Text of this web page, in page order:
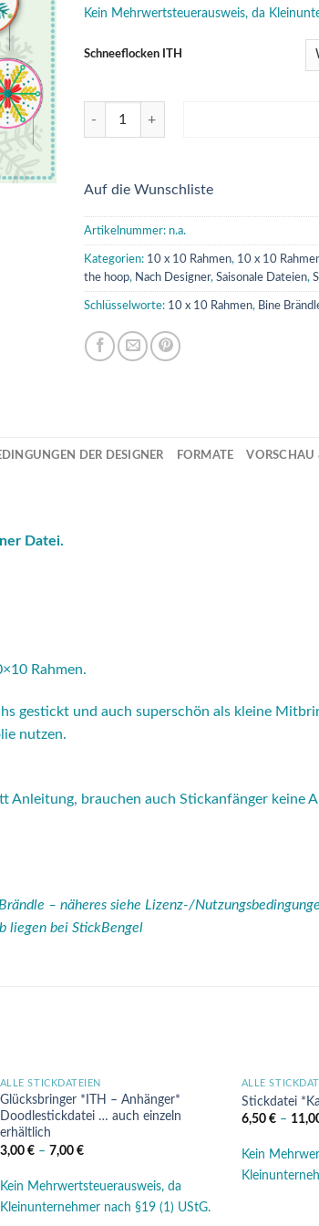
Kein Mehrwertsteuerausweis, da
Schneeflocken ITH
Schneeflocken - ITH Stickdateien-10x10
Auf die Wunschliste
Artikelnummer: n.a.
Kategorien: 10 x 10 Rahmen, 10 x 10
the hoop, Nach Designer, Saisonale Dateien,
Schlüsselworte: 10 x 10 Rahmen, Bine
DER DESIGNER FORMATE VORSCHAU
Datei.
Rahmen.
gestickt und auch superschön als kleine
nutzen.
brauchen auch Stickanfänger keine
– näheres siehe Lizenz-/
liegen bei StickBengel
Auf die
Wunschliste
ALLE STICKDATEIEN
Glücksbringer *ITH – Anhänger*
Doodlestickdatei … auch einzeln
erhältlich
3,00 €– 7,00 €
Kein Mehrwertsteuerausweis, da
Kleinunternehmer nach §19 (1) UStG.
ALLE
Stickdatei
6,50 €–
Kein